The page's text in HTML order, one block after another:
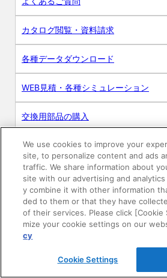
カタログ閲覧・資料請求
各種データダウンロード
WEB見積・各種シミュレーション
交換用部品の購入
修理・点検
お問い合わせ
ログイン
建築・設計関係者様向けサイト
ユーザー登録サービス
We use cookies to improve your
site, to personalize content and ads
traffic. We share information about
site with our advertising and
y combine it with other information
ded to them or that they have
of their services. Please click
mize your cookie settings on our
cy
Cookie Settings